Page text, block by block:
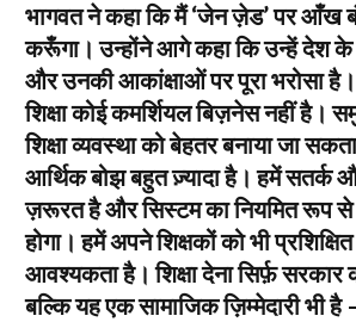
भागवत ने कहा कि मैं ‘जेन ज़ेड’ पर आँख
करूँगा। उन्होंने आगे कहा कि उन्हें देश
और उनकी आकांक्षाओं पर पूरा भरोसा
शिक्षा कोई कमर्शियल बिज़नेस नहीं है।
शिक्षा व्यवस्था को बेहतर बनाया जा
आर्थिक बोझ बहुत ज़्यादा है। हमें सतर्क
ज़रूरत है और सिस्टम का नियमित रूप
होगा। हमें अपने शिक्षकों को भी
आवश्यकता है। शिक्षा देना सिर्फ़ सरकार
बल्कि यह एक सामाजिक ज़िम्मेदारी भी है